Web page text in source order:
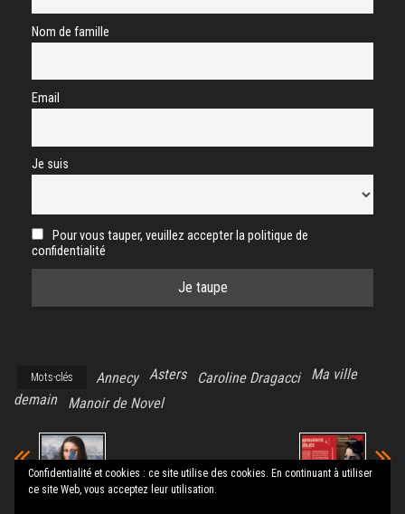
Nom de famille
Email
Je suis
Pour vous tauper, veuillez accepter la politique de
confidentialité
Mots-clés Annecy Asters Caroline Dragacci
Ma ville
demain
Manoir de Novel
Confidentialité et cookies : ce site utilise des cookies. En continuant à utiliser
ce site Web, vous acceptez leur utilisation.